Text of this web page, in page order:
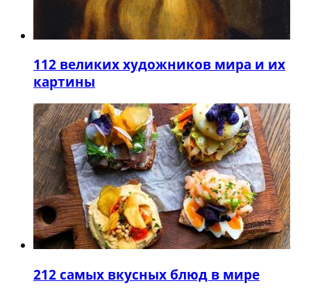
112 великих художников мира и их
картины
212 самых вкусных блюд в мире